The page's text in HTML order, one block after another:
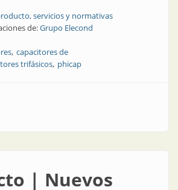
servicios y normativas
de:Grupo Elecond
capacitores de
trifásicos phicap
Producto | Capacitores de potencia trifásicos
| Nuevos